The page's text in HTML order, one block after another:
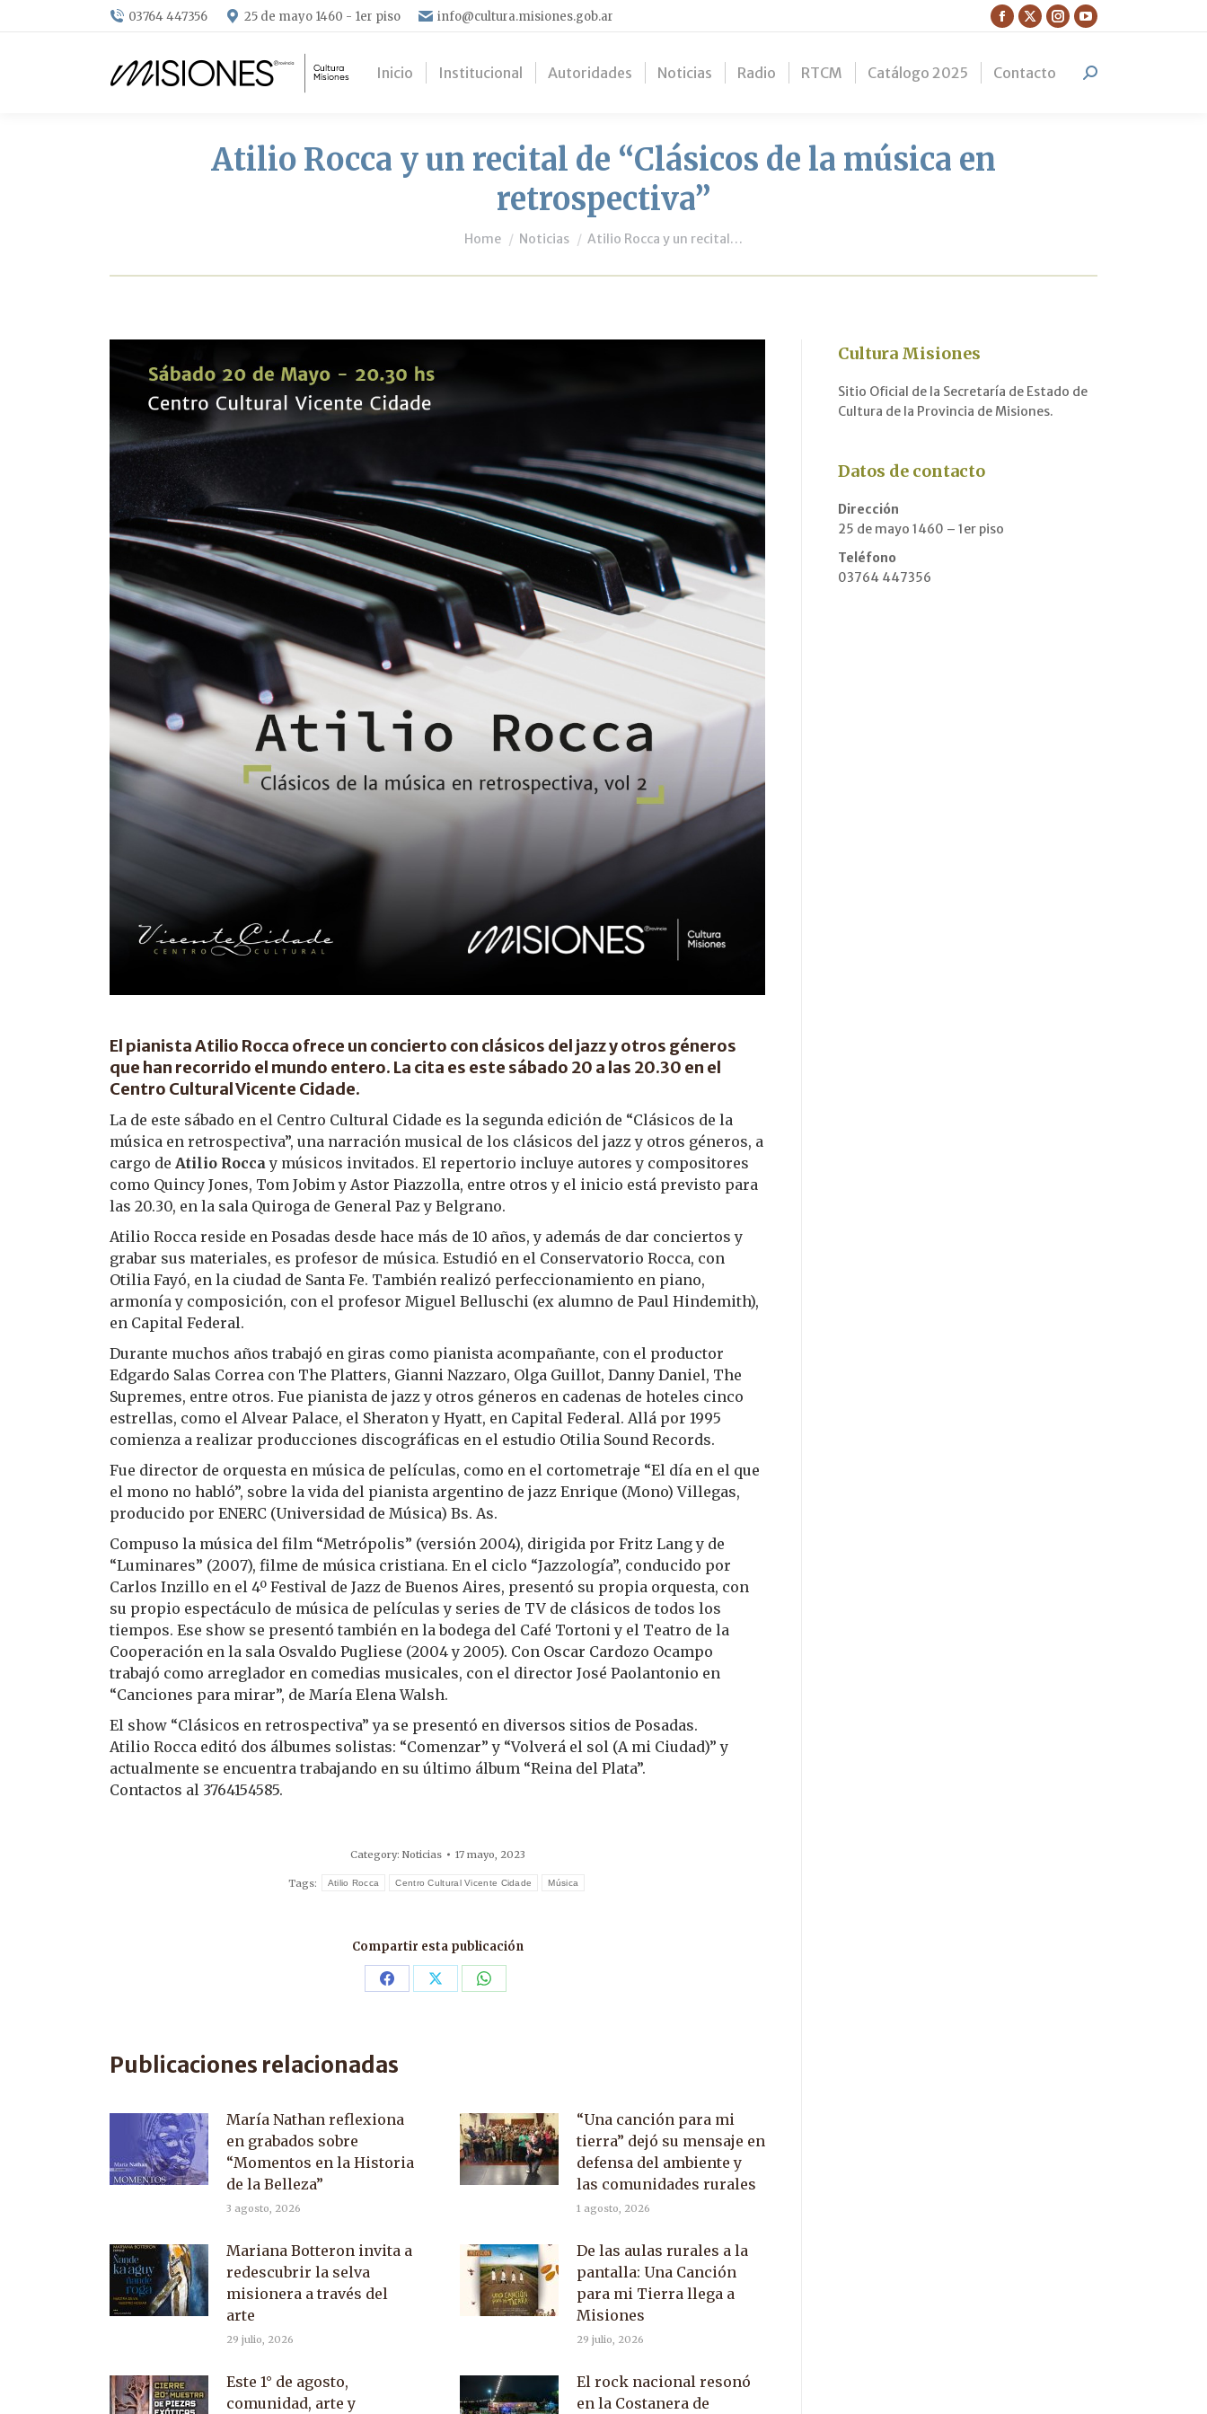
03764 447356 25 de mayo 1460 - 1er piso info@cultura.misiones.gob.ar
Facebook
opens
X
opens
Instagram
opens
YouTube
opens
Inicio Institucional Autoridades Noticias Radio RTCM Catálogo 2025 Contacto Search:
Atilio Rocca y un recital de “Clásicos de la música en
retrospectiva”
You are here:
Home Noticias Atilio Rocca y un recital…
El pianista Atilio Rocca ofrece un concierto con clásicos del jazz y otros géneros
que han recorrido el mundo entero. La cita es este sábado 20 a las 20.30 en el
Centro Cultural Vicente Cidade.
La de este sábado en el Centro Cultural Cidade es la segunda edición de “Clásicos de la
música en retrospectiva”, una narración musical de los clásicos del jazz y otros géneros, a
cargo de Atilio Roccay músicos invitados. El repertorio incluye autores y compositores
como Quincy Jones, Tom Jobim y Astor Piazzolla, entre otros y el inicio está previsto para
las 20.30, en la sala Quiroga de General Paz y Belgrano.
Atilio Rocca reside en Posadas desde hace más de 10 años, y además de dar conciertos y
grabar sus materiales, es profesor de música. Estudió en el Conservatorio Rocca, con
Otilia Fayó, en la ciudad de Santa Fe. También realizó perfeccionamiento en piano,
armonía y composición, con el profesor Miguel Belluschi (ex alumno de Paul Hindemith),
en Capital Federal.
Durante muchos años trabajó en giras como pianista acompañante, con el productor
Edgardo Salas Correa con The Platters, Gianni Nazzaro, Olga Guillot, Danny Daniel, The
Supremes, entre otros. Fue pianista de jazz y otros géneros en cadenas de hoteles cinco
estrellas, como el Alvear Palace, el Sheraton y Hyatt, en Capital Federal. Allá por 1995
comienza a realizar producciones discográficas en el estudio Otilia Sound Records.
Fue director de orquesta en música de películas, como en el cortometraje “El día en el que
el mono no habló”, sobre la vida del pianista argentino de jazz Enrique (Mono) Villegas,
producido por ENERC (Universidad de Música) Bs. As.
Compuso la música del film “Metrópolis” (versión 2004), dirigida por Fritz Lang y de
“Luminares” (2007), filme de música cristiana. En el ciclo “Jazzología”, conducido por
Carlos Inzillo en el 4º Festival de Jazz de Buenos Aires, presentó su propia orquesta, con
su propio espectáculo de música de películas y series de TV de clásicos de todos los
tiempos. Ese show se presentó también en la bodega del Café Tortoni y el Teatro de la
Cooperación en la sala Osvaldo Pugliese (2004 y 2005). Con Oscar Cardozo Ocampo
trabajó como arreglador en comedias musicales, con el director José Paolantonio en
“Canciones para mirar”, de María Elena Walsh.
El show “Clásicos en retrospectiva” ya se presentó en diversos sitios de Posadas.
Atilio Rocca editó dos álbumes solistas: “Comenzar” y “Volverá el sol (A mi Ciudad)” y
actualmente se encuentra trabajando en su último álbum “Reina del Plata”.
Contactos al 3764154585.
Category: Noticias 17 mayo, 2023
Tags: Atilio Rocca Centro Cultural Vicente Cidade Música
Compartir esta publicación
Share Share Share
Publicaciones relacionadas
María Nathan reflexiona
en grabados sobre
“Momentos en la Historia
de la Belleza”
3 agosto, 2026
“Una canción para mi
tierra” dejó su mensaje en
defensa del ambiente y
las comunidades rurales
1 agosto, 2026
Mariana Botteron invita a
redescubrir la selva
misionera a través del
arte
29 julio, 2026
De las aulas rurales a la
pantalla: Una Canción
para mi Tierra llega a
Misiones
29 julio, 2026
Este 1° de agosto,
comunidad, arte y
El rock nacional resonó
en la Costanera de
Cultura Misiones
Sitio Oficial de la Secretaría de Estado de
Cultura de la Provincia de Misiones.
Datos de contacto
Dirección
25 de mayo 1460 – 1er piso
Teléfono
03764 447356